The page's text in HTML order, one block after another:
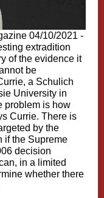
04/10/2021 -
extradition
of the evidence it
be
a Schulich
University in
problem is how
Currie. There is
by the
if the Supreme
decision
in a limited
whether there